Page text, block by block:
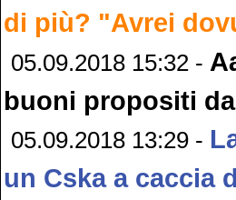
di più? "Avrei
05.09.2018 15:32 -
buoni propositi
05.09.2018 13:29 -
un Cska a caccia